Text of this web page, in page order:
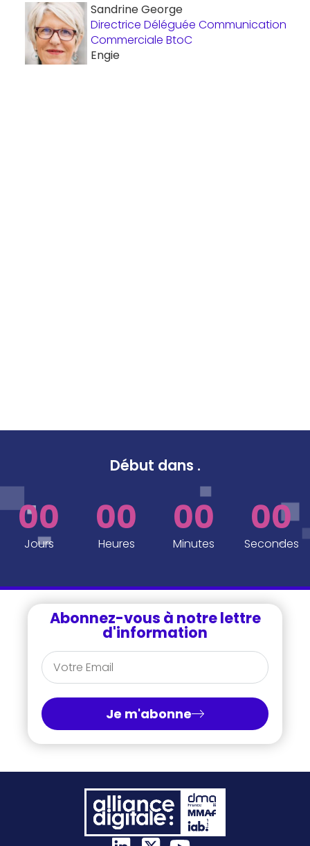
Sandrine George
Directrice Déléguée Communication
Commerciale BtoC
Engie
Début dans .
00
Jours
00
Heures
00
Minutes
00
Secondes
Abonnez-vous à notre lettre
d'information
Je m'abonne